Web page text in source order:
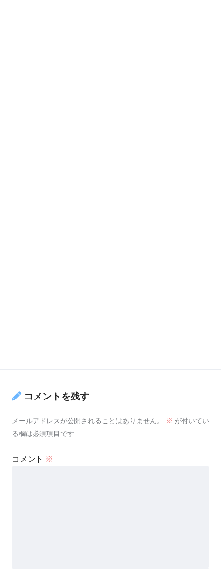
コメントを残す
メールアドレスが公開されることはありません。 ※ が付いてい
る欄は必須項目です
コメント ※